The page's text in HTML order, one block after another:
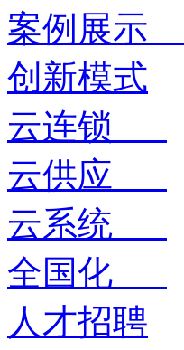
案例展示
创新模式
云连锁
云供应
云系统
全国化
人才招聘